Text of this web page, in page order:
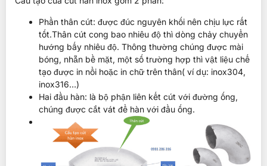
Phần thân cút: được đúc nguyên khối nên chịu lực rất
tốt.Thân cút cong bao nhiêu độ thì dòng chảy chuyển
hướng bấy nhiêu độ. Thông thường chúng được mài
bóng, nhẵn bề mặt, một số trường hợp thì vật liệu chế
tạo được in nổi hoặc in chữ trên thân( ví dụ: inox304,
inox316…)
Hai đầu hàn: là bộ phận liên kết cút với đường ống,
chúng được cắt vát để hàn với đầu ống.